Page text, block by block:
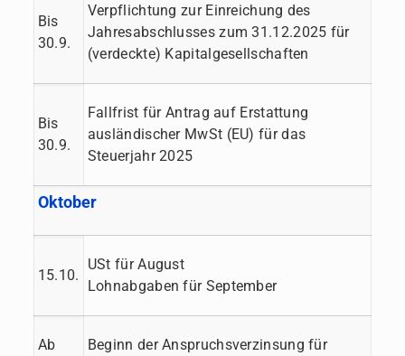
Bis
30.9.
Verpflichtung zur Einreichung des
Jahresabschlusses zum 31.12.2025 für
(verdeckte) Kapitalgesellschaften
Bis
30.9.
Fallfrist für Antrag auf Erstattung
ausländischer MwSt (EU) für das
Steuerjahr 2025
Oktober
15.10.
USt für August
Lohnabgaben für September
Ab
Beginn der Anspruchsverzinsung für